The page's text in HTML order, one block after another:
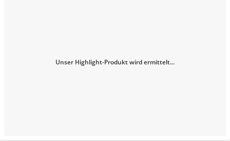
Unser Highlight-Produkt wird ermittelt...